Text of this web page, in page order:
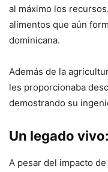
al máximo los
alimentos que aún
dominicana.
Además de la
les proporcionaba
demostrando su
Un legado
A pesar del impacto